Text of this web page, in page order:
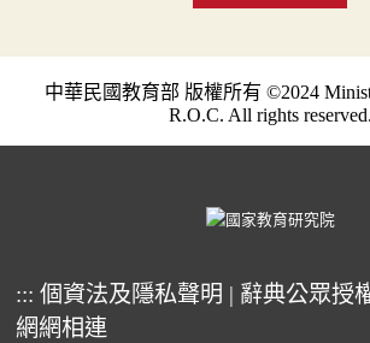
中華民國教育部 版權所有 ©2024
R.O.C. All rights reserved.
::: 個資法及隱私聲明 | 辭典公眾授
網網相連